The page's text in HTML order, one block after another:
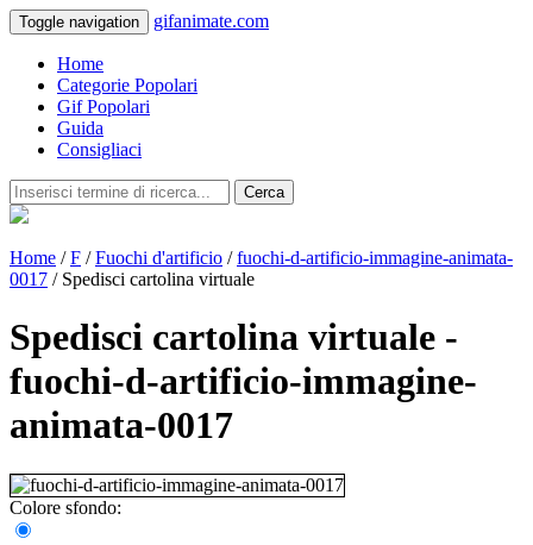
Toggle navigation gifanimate.com
Home
Categorie Popolari
Gif Popolari
Guida
Consigliaci
Cerca
Home /F /Fuochi d'artificio /fuochi-d-artificio-immagine-animata-
0017 / Spedisci cartolina virtuale
Spedisci cartolina virtuale -
fuochi-d-artificio-immagine-
animata-0017
Colore sfondo: